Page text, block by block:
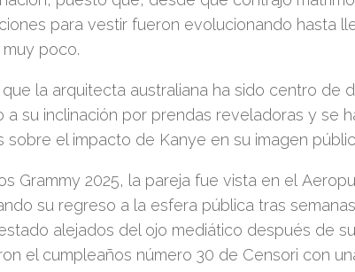
para vestir fueron evolucionando hasta
poco.
la arquitecta australiana ha sido centro de
a su inclinación por prendas reveladoras y se
sobre el impacto de Kanye en su imagen
Grammy 2025, la pareja fue vista en el
su regreso a la esfera pública tras
alejados del ojo mediático después de
el cumpleaños número 30 de Censori con